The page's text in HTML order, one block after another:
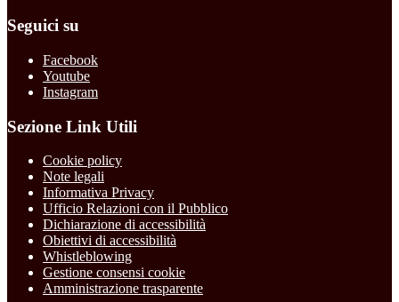
Seguici su
Facebook
Youtube
Instagram
Sezione Link Utili
Cookie policy
Note legali
Informativa Privacy
Ufficio Relazioni con il Pubblico
Dichiarazione di accessibilità
Obiettivi di accessibilità
Whistleblowing
Gestione consensi cookie
Amministrazione trasparente